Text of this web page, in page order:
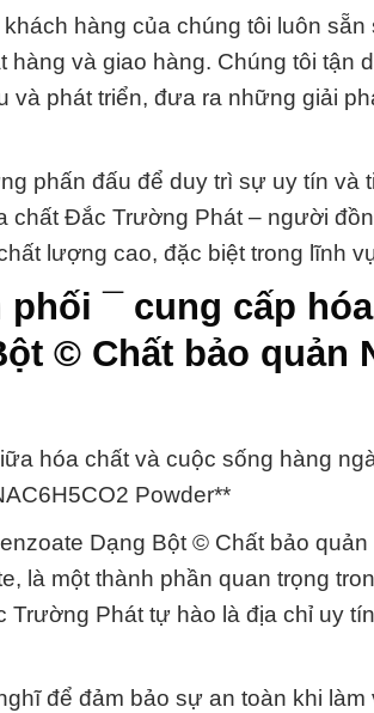
hàng của chúng tôi luôn
hàng và giao hàng. Chúng tôi tận
và phát triển, đưa ra những giải
phấn đấu để duy trì sự uy tín và
chất Đắc Trường Phát – người
lượng cao, đặc biệt trong lĩnh
¯ cung cấp
© Chất bảo quản
hóa chất và cuộc sống hàng
Powder**
Dạng Bột © Chất bảo
là một thành phần quan trọng
Trường Phát tự hào là địa chỉ uy
để đảm bảo sự an toàn khi